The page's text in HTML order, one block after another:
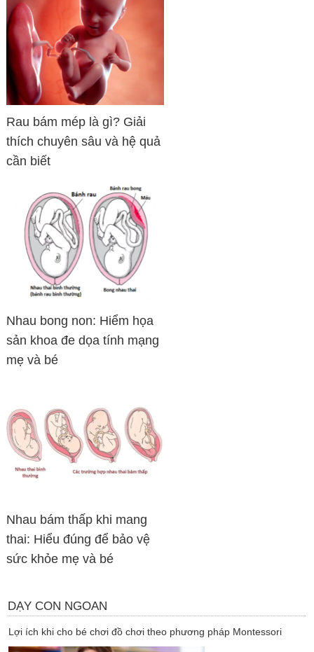
Rau bám mép là gì? Giải
thích chuyên sâu và hệ quả
cần biết
Nhau bong non: Hiểm họa
sản khoa đe dọa tính mạng
mẹ và bé
Nhau bám thấp khi mang
thai: Hiểu đúng để bảo vệ
sức khỏe mẹ và bé
DẠY CON NGOAN
Lợi ích khi cho bé chơi đồ chơi theo phương pháp Montessori